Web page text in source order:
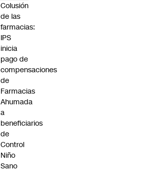
Colusión
de las
farmacias:
IPS
inicia
pago de
compensaciones
de
Farmacias
Ahumada
a
beneficiarios
de
Control
Niño
Sano